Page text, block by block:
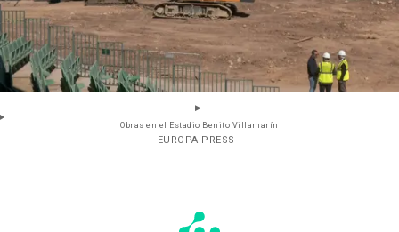
Obras en el Estadio Benito Villamarín
- EUROPA PRESS